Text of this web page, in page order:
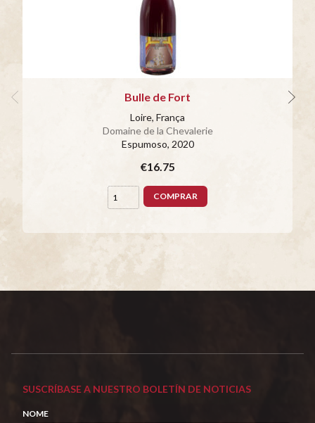
Bulle de Fort
Loire, França
Domaine de la Chevalerie
Espumoso, 2020
€16.75
COMPRAR
SUSCRÍBASE A NUESTRO BOLETÍN DE NOTICIAS
NOME